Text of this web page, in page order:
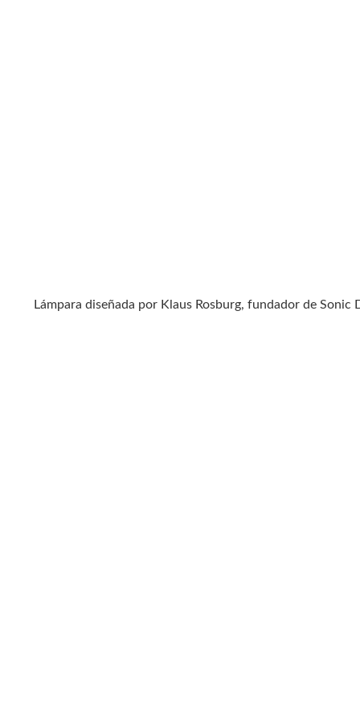
Lámpara diseñada por Klaus Rosburg, fundador de Sonic